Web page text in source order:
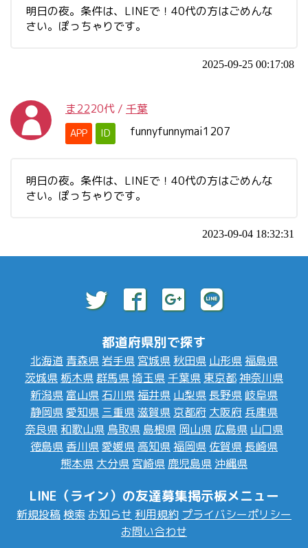
明日の夜。条件は、LINEで！40代の方はごめんな
さい。ぽっちゃりです。
2025-09-25 00:17:08
ま2220代 / 千葉
APP ID funnyfunnymai1207
明日の夜。条件は、LINEで！40代の方はごめんな
さい。ぽっちゃりです。
2023-09-04 18:32:31
都道府県別で探す
北海道 青森県 岩手県 宮城県 秋田県 山形県福島県
茨城県 栃木県群馬県埼玉県 千葉県 東京都神奈川県
新潟県 富山県 石川県福井県 山梨県 長野県 岐阜県
静岡県愛知県 三重県滋賀県 京都府 大阪府 兵庫県
奈良県 和歌山県 鳥取県 島根県 岡山県 広島県 山口県
徳島県 香川県愛媛県 高知県福岡県 佐賀県 長崎県
熊本県 大分県 宮崎県 鹿児島県 沖縄県
LINE（ライン）の友達募集掲示板メニュー
新規投稿 検索 お知らせ 利用規約 プライバシーポリシー
お問い合わせ